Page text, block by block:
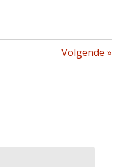
Volgende »